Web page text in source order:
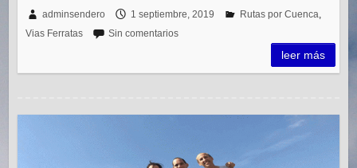
adminsendero 1 septiembre, 2019 Rutas por Cuenca,
Vias Ferratas
Sin comentarios
leer más